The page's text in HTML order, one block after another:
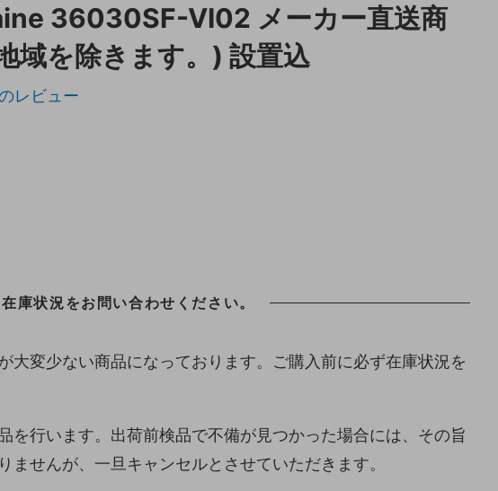
ライト・照明 ペット用品
36030SF-VI02 メーカー直送商
域を除きます。) 設置込
レビュー
在庫状況をお問い合わせください。
大変少ない商品になっております。ご購入前に必ず在庫状況を
を行います。出荷前検品で不備が見つかった場合には、その旨
ませんが、一旦キャンセルとさせていただきます。